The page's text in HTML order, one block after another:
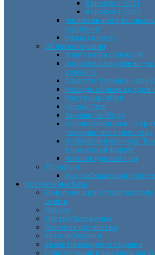
Єврофест-2021
Єврофест-2020
Інклюзивний
кордонів”
Марш єдності
Обласного рівня
Знай і люби свій край
Здорове харчування –
кожного
Славетні Українці.
Молодь обирає
Мистецькі обрії
Humor Fest
За нашу свободу
Кіровоградщина –
толерантного простору
ІII обласний конкурс
Книжковий форум”
Інтелектуальні ігри
Локальні
Арт-лабораторія
Нормативна база
Довідник директора закладу
освіти
Накази
Листи/Положення
Охорона дитинства
Закони України
Укази Президента України
Стратегічний план